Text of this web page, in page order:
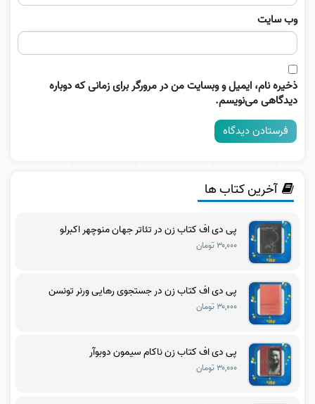
وب‌ سایت
ذخیره نام، ایمیل و وبسایت من در مرورگر برای زمانی که دوباره
دیدگاهی می‌نویسم.
آخرین کتاب ها
پی دی اف کتاب زن در تئاتر جهان منوچهر اکبرلو
۳۰,۰۰۰ تومان
پی دی اف کتاب زن در جستجوی رهایی ورنر تونسن
۳۰,۰۰۰ تومان
پی دی اف کتاب زن ناکام سیمون دوبوآر
۳۰,۰۰۰ تومان